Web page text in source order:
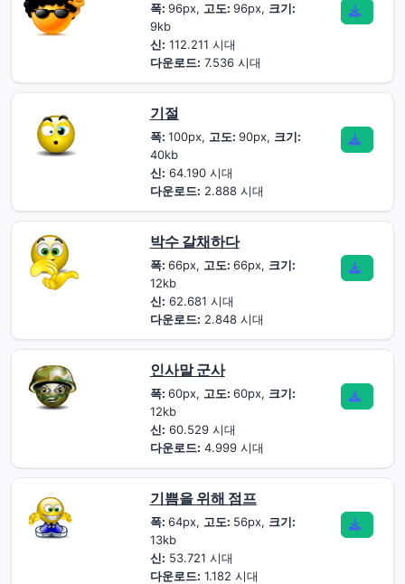
폭: 96px, 고도: 96px, 크기:
9kb
신: 112.211 시대
다운로드: 7.536 시대
기절
폭: 100px, 고도: 90px, 크기:
40kb
신: 64.190 시대
다운로드: 2.888 시대
박수 갈채하다
폭: 66px, 고도: 66px, 크기:
12kb
신: 62.681 시대
다운로드: 2.848 시대
인사말 군사
폭: 60px, 고도: 60px, 크기:
12kb
신: 60.529 시대
다운로드: 4.999 시대
기쁨을 위해 점프
폭: 64px, 고도: 56px, 크기:
13kb
신: 53.721 시대
다운로드: 1.182 시대